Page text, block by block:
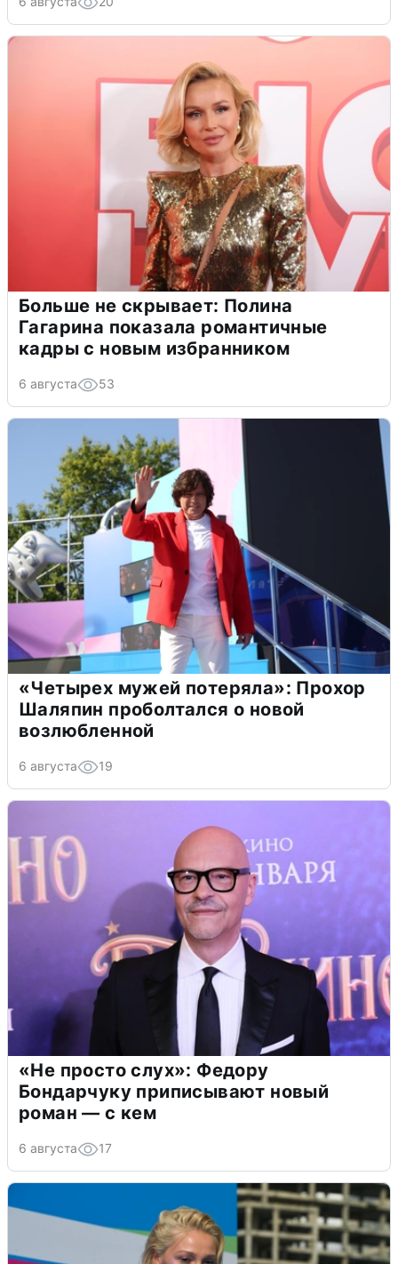
Больше не скрывает: Полина
Гагарина показала романтичные
кадры с новым избранником
6 августа 53
«Четырех мужей потеряла»: Прохор
Шаляпин проболтался о новой
возлюбленной
6 августа 19
«Не просто слух»: Федору
Бондарчуку приписывают новый
роман — с кем
6 августа 17